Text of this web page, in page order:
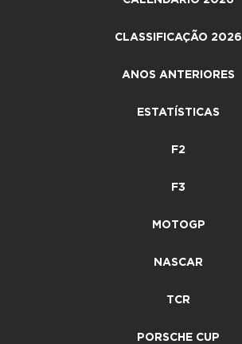
CLASSIFICAÇÃO 2026
ANOS ANTERIORES
ESTATÍSTICAS
F2
F3
MOTOGP
NASCAR
TCR
PORSCHE CUP